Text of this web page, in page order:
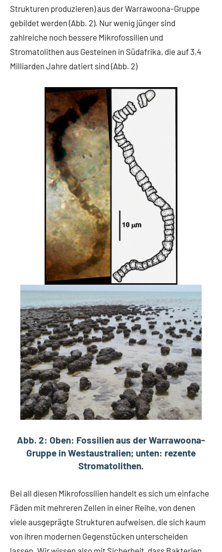
Strukturen produzieren) aus der Warrawoona-Gruppe
gebildet werden (Abb. 2). Nur wenig jünger sind
zahlreiche noch bessere Mikrofossilien und
Stromatolithen aus Gesteinen in Südafrika, die auf 3,4
Milliarden Jahre datiert sind (Abb. 2)
Abb. 2: Oben: Fossilien aus der Warrawoona-
Gruppe in Westaustralien; unten: rezente
Stromatolithen.
Bei all diesen Mikrofossilien handelt es sich um einfache
Fäden mit mehreren Zellen in einer Reihe, von denen
viele ausgeprägte Strukturen aufweisen, die sich kaum
von ihren modernen Gegenstücken unterscheiden